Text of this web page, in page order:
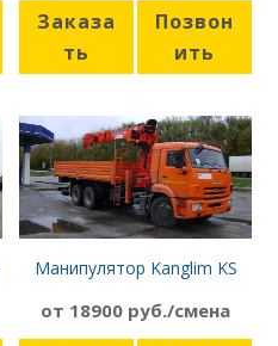
Заказа
ть
Позвон
ить
Манипулятор Kanglim KS
от 18900 руб./смена